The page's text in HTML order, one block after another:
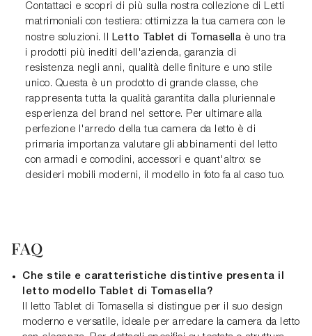
Contattaci e scopri di più sulla nostra collezione di Letti
matrimoniali con testiera: ottimizza la tua camera con le
nostre soluzioni. Il Letto Tablet di Tomasella è uno tra
i prodotti più inediti dell'azienda, garanzia di
resistenza negli anni, qualità delle finiture e uno stile
unico. Questa è un prodotto di grande classe, che
rappresenta tutta la qualità garantita dalla pluriennale
esperienza del brand nel settore. Per ultimare alla
perfezione l'arredo della tua camera da letto è di
primaria importanza valutare gli abbinamenti del letto
con armadi e comodini, accessori e quant'altro: se
desideri mobili moderni, il modello in foto fa al caso tuo.
FAQ
Che stile e caratteristiche distintive presenta il
letto modello Tablet di Tomasella?
Il letto Tablet di Tomasella si distingue per il suo design
moderno e versatile, ideale per arredare la camera da letto